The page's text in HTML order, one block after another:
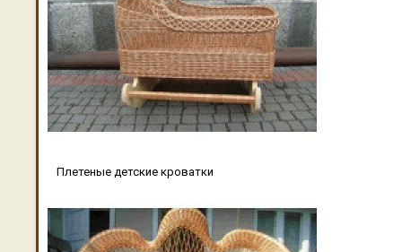
Плетеные детские кроватки